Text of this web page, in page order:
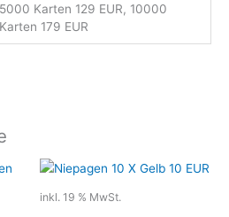
5000 Karten 129 EUR, 10000
Karten 179 EUR
inkl. 19 % MwSt.